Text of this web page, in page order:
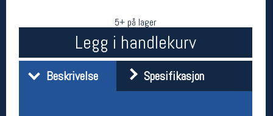
5+ på lager
Legg i handlekurv
Beskrivelse Spesifikasjon
Her finner du oss
Oslo Sportslager